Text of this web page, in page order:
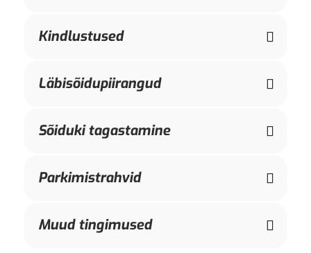
Kindlustused
Läbisõidupiirangud
Sõiduki tagastamine
Parkimistrahvid
Muud tingimused